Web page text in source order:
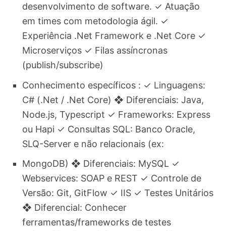
desenvolvimento de software. ✓ Atuação
em times com metodologia ágil. ✓
Experiência .Net Framework e .Net Core ✓
Microserviços ✓ Filas assíncronas
(publish/subscribe)
Conhecimento específicos : ✓ Linguagens:
C# (.Net / .Net Core) ❖ Diferenciais: Java,
Node.js, Typescript ✓ Frameworks: Express
ou Hapi ✓ Consultas SQL: Banco Oracle,
SLQ-Server e não relacionais (ex:
MongoDB) ❖ Diferenciais: MySQL ✓
Webservices: SOAP e REST ✓ Controle de
Versão: Git, GitFlow ✓ IIS ✓ Testes Unitários
❖ Diferencial: Conhecer
ferramentas/frameworks de testes